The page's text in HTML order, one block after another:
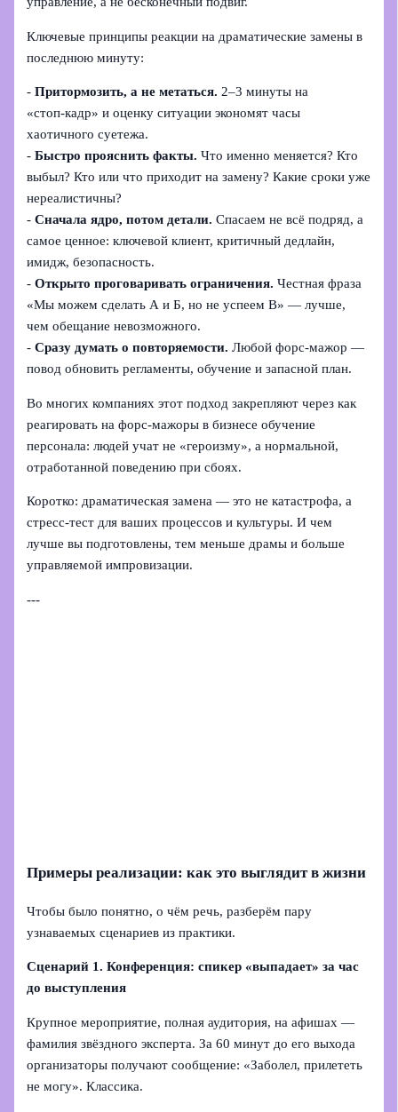
Ключевые принципы реакции на драматические замены в
последнюю минуту:
-Притормозить, а не метаться. 2–3 минуты на
«стоп‑кадр» и оценку ситуации экономят часы
хаотичного суетежа.
-Быстро прояснить факты. Что именно меняется? Кто
выбыл? Кто или что приходит на замену? Какие сроки уже
нереалистичны?
-Сначала ядро, потом детали. Спасаем не всё подряд, а
самое ценное: ключевой клиент, критичный дедлайн,
имидж, безопасность.
-Открыто проговаривать ограничения. Честная фраза
«Мы можем сделать А и Б, но не успеем В» — лучше,
чем обещание невозможного.
-Сразу думать о повторяемости. Любой форс‑мажор —
повод обновить регламенты, обучение и запасной план.
Во многих компаниях этот подход закрепляют через как
реагировать на форс-мажоры в бизнесе обучение
персонала: людей учат не «героизму», а нормальной,
отработанной поведению при сбоях.
Коротко: драматическая замена — это не катастрофа, а
стресс‑тест для ваших процессов и культуры. И чем
лучше вы подготовлены, тем меньше драмы и больше
управляемой импровизации.
---
Примеры реализации: как это выглядит в жизни
Чтобы было понятно, о чём речь, разберём пару
узнаваемых сценариев из практики.
Сценарий 1. Конференция: спикер «выпадает» за час
до выступления
Крупное мероприятие, полная аудитория, на афишах —
фамилия звёздного эксперта. За 60 минут до его выхода
организаторы получают сообщение: «Заболел, прилететь
не могу». Классика.